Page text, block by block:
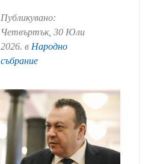
Публикувано:
Четвъртък, 30 Юли
2026. в Народно
събрание